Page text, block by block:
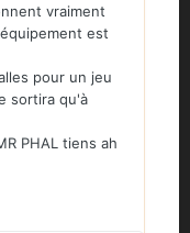
vraiment
est
pour un jeu
sortira qu'à
PHAL tiens ah